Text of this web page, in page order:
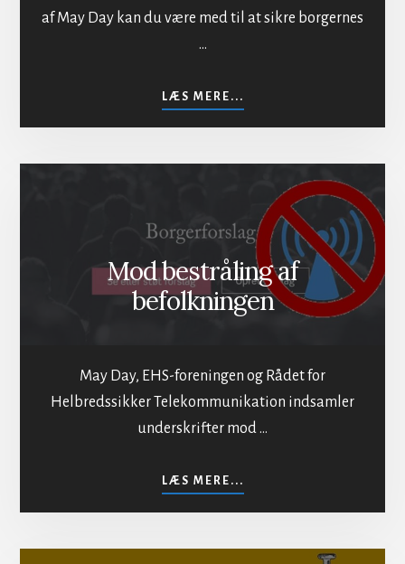
af May Day kan du være med til at sikre borgernes
…
LÆS MERE...
INDMELDELSE
I
Mod bestråling af
befolkningen
May Day, EHS-foreningen og Rådet for
Helbredssikker Telekommunikation indsamler
underskrifter mod …
LÆS MERE...
MOD
BESTRÅLING
BEFOLKNINGEN